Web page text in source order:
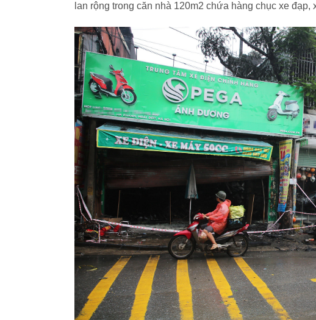
lan rộng trong căn nhà 120m2 chứa hàng chục xe đạp,